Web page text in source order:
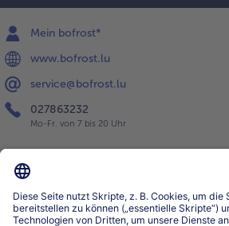
Mein bofrost*
www.bofrost.lu
service@bofrost.lu
027863232
Mo-Fr. von 7 bis 20 Uhr
Service
Über bofrost*